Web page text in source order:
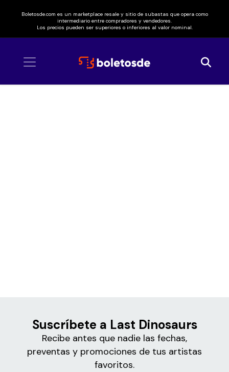
Boletosde.com es un marketplace resale y sitio de subastas que opera como
intermediario entre compradores y vendedores.
Los precios pueden ser superiores o inferiores al valor nominal.
Suscríbete a Last Dinosaurs
Recibe antes que nadie las fechas,
preventas y promociones de tus artistas
favoritos.